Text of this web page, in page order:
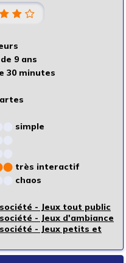
9 ans
30 minutes
simple
⬤ très interactif
chaos
société - Jeux tout public
- Jeux d'ambiance
société - Jeux petits et